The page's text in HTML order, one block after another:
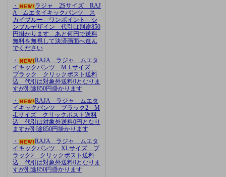
・
ラジャ 2Sサイズ RAJ
A ムエタイキックパンツ ス
カイブルー ワンポイント シ
ンプルデザイン 代引は別途850
円掛かります あと何円で送料
無料を無視して決済画面へ進ん
でください
・
RAJA ラジャ ムエタ
イキックパンツ M-Lサイズ
ブラック クリックポスト送料
込 代引は対象外送料0となりま
すが別途850円掛かります
・
RAJA ラジャ ムエタ
イキックパンツ ブラック2 M
-Lサイズ クリックポスト送料
込 代引は対象外送料0円となり
ますが別途850円掛かります
・
RAJA ラジャ ムエタ
イキックパンツ XLサイズ ブ
ラック2 クリックポスト送料
込 代引は対象外送料0となりま
すが別途850円掛かります